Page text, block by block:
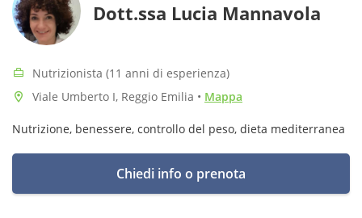
Dott.ssa Lucia Mannavola
Nutrizionista (11 anni di esperienza)
Viale Umberto I, Reggio Emilia • Mappa
Nutrizione, benessere, controllo del peso, dieta mediterranea
Chiedi info o prenota